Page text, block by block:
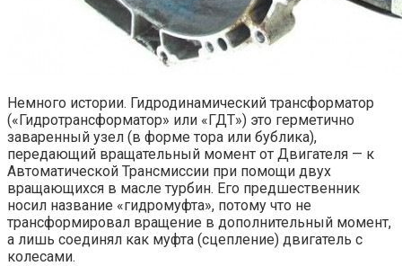
Немного истории. Гидродинамический трансформатор
(«Гидротрансформатор» или «ГДТ») это герметично
заваренный узел (в форме тора или бублика),
передающий вращательный момент от Двигателя — к
Автоматической Трансмиссии при помощи двух
вращающихся в масле турбин. Его предшественник
носил название «гидромуфта», потому что не
трансформировал вращение в дополнительный момент,
а лишь соединял как муфта (сцепление) двигатель с
колесами.